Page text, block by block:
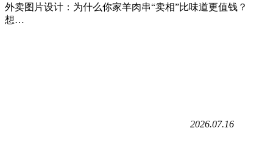
外卖图片设计：为什么你家羊肉串“卖相”比味道更值钱？
想…
2026.07.16